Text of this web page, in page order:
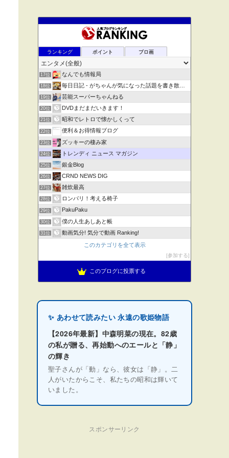
ランキング ポイント ブロ画
17位 なんでも情報局
18位 毎日日記 - がちゃんが気になった話題を書き散らす
19位 芸能スーパーちゃんねる
20位 DVDまだまだいきます！
21位 昭和でレトロで懐かしくって
22位 便利＆お得情報ブログ
23位 ズッキーの棲み家
24位 トレンディ ニュース マガジン
25位 銀金Blog
26位 CRND NEWS DIG
27位 雑炊最高
28位 ロンパリ！考える椅子
29位 PakuPaku
30位 僕の人生あしあと帳
31位 動画気分! 気分で動画 Ranking!
このカテゴリを全て表示
参加する
このブログに投票する
✨ あわせて読みたい 永遠の歌姫物語
【2026年最新】中森明菜の現在。82歳
の私が贈る、再始動へのエールと「静」
の輝き
聖子さんが「動」なら、彼女は「静」。二
人がいたからこそ、私たちの昭和は輝いて
いました。
スポンサーリンク